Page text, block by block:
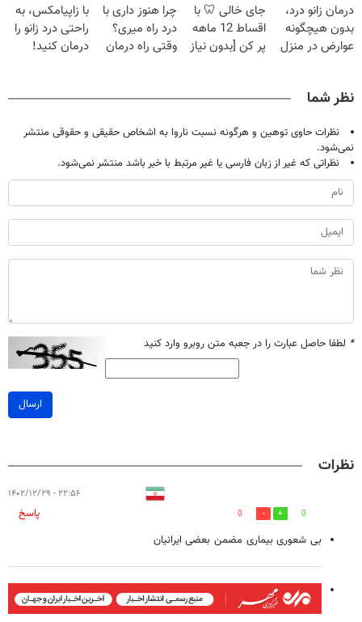
تحمل میکنی؟❗
خانگی
میلیون تومان!!!
درمان زانو درد،
بدون هیچگونه
عوارض در منزل
جای خالی 🦷 با
اقساط 12 ماهه
پر کن [بدون نیاز
چرا هنوز داری با
درد راه میری؟
وقتی راه درمان
با زاپیامکس، به
راحتی درد زانو را
درمان کنید!
نظر شما
نظرات حاوی توهین و هرگونه نسبت ناروا به اشخاص حقیقی و حقوقی منتشر
نمی‌شود.
نظراتی که غیر از زبان فارسی یا غیر مرتبط با خبر باشد منتشر نمی‌شود.
* لطفا حاصل عبارت را در جعبه متن روبرو وارد کنید
ارسال
نظرات
۲۲:۵۶ - ۱۴۰۲/۱۲/۲۹
0
0
پاسخ
بی شعوری بیماری مضمن بعضی ایرانیان